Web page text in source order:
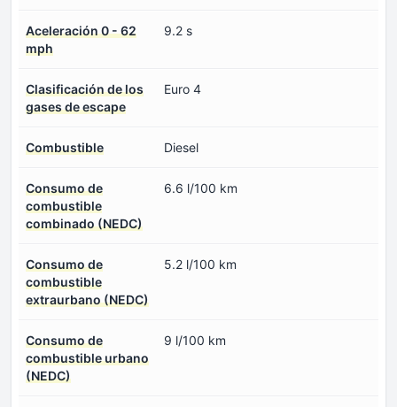
Aceleración 0 - 62
mph
9.2 s
Clasificación de los
gases de escape
Euro 4
Combustible Diesel
Consumo de
combustible
combinado (NEDC)
6.6 l/100 km
Consumo de
combustible
extraurbano (NEDC)
5.2 l/100 km
Consumo de
combustible urbano
(NEDC)
9 l/100 km